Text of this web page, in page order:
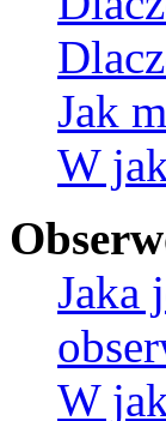
Jak
W
Jaka
W